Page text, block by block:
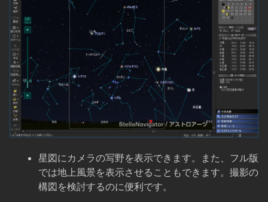
星図にカメラの写野を表示できます。また、フル版
では地上風景を表示させることもできます。撮影の
構図を検討するのに便利です。